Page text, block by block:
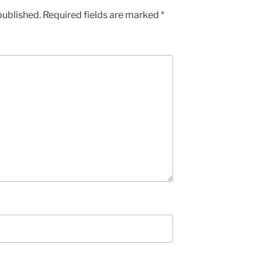
Required fields are marked *